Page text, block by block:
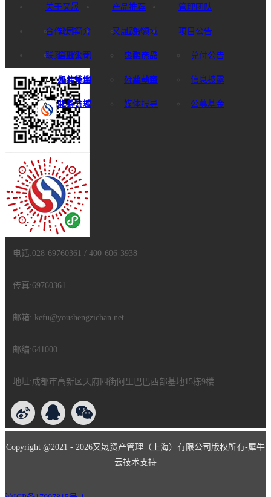
关于又晟
公司简介
企业文化
办公环境
业务领域
产品推荐
业务领域
热卖产品
公募基金
管理团队
合作伙伴
信托公司
公募基金
又晟动态
金融热点
行业动态
媒体报导
项目公告
兑付公告
信息披露
公募基金
联系我们
加入我们
联系方式
电话:028-69760361 / 400-606-3938
传真:69760361
邮箱: kefu@youshengzichan.net
邮编:641000
地址:成都市高新区天府四街阿里巴巴西部基地15栋9楼
Copyright @2021 - 2026又晟资产管理（上海）有限公司版权所有-犀牛
云技术支持